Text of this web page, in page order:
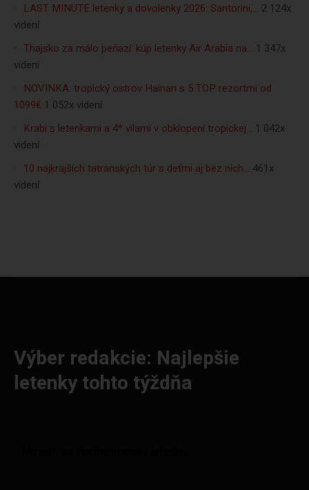
LAST MINUTE letenky a dovolenky 2026: Santorini,… 2 124x
videní
Thajsko za málo peňazí: kúp letenky Air Arabia na… 1 347x
videní
NOVINKA: tropický ostrov Hainan s 5 TOP rezortmi od
1099€ 1 052x videní
Krabi s letenkami a 4* vilami v obklopení tropickej… 1 042x
videní
10 najkrajších tatranských túr s deťmi aj bez nich… 461x
videní
Výber redakcie: Najlepšie
letenky tohto týždňa